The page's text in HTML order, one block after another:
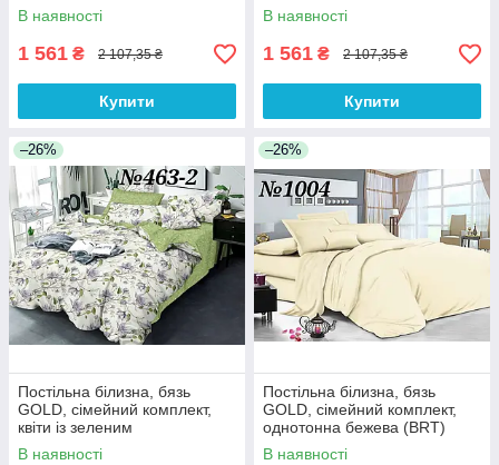
В наявності
1 561 ₴ 2 107,35 ₴
Купити
В наявності
1 561 ₴ 2 107,35 ₴
Купити
–26%
Постільна білизна, бязь
GOLD, сімейний комплект,
квіти із зеленим
компаньйоном(BRT)
В наявності
–26%
Постільна білизна, бязь
GOLD, сімейний комплект,
однотонна бежева (BRT)
В наявності